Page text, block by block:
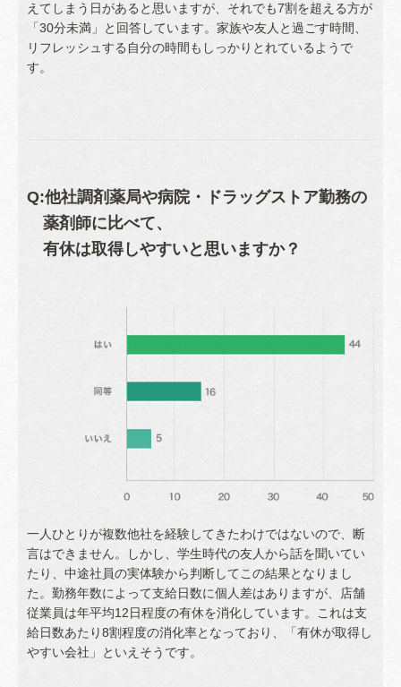
えてしまう日があると思いますが、それでも7割を超える方が
「30分未満」と回答しています。家族や友人と過ごす時間、
リフレッシュする自分の時間もしっかりとれているようで
す。
Q:他社調剤薬局や病院・ドラッグストア勤務の
薬剤師に比べて、
有休は取得しやすいと思いますか？
一人ひとりが複数他社を経験してきたわけではないので、断
言はできません。しかし、学生時代の友人から話を聞いてい
たり、中途社員の実体験から判断してこの結果となりまし
た。勤務年数によって支給日数に個人差はありますが、店舗
従業員は年平均12日程度の有休を消化しています。これは支
給日数あたり8割程度の消化率となっており、「有休が取得し
やすい会社」といえそうです。